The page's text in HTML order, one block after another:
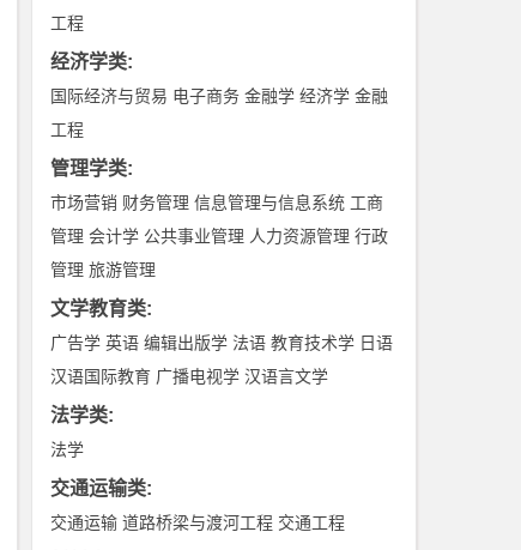
工程
经济学类:
国际经济与贸易 电子商务 金融学 经济学 金融
工程
管理学类:
市场营销 财务管理 信息管理与信息系统 工商
管理 会计学 公共事业管理 人力资源管理 行政
管理 旅游管理
文学教育类:
广告学 英语 编辑出版学 法语 教育技术学 日语
汉语国际教育 广播电视学 汉语言文学
法学类:
法学
交通运输类:
交通运输 道路桥梁与渡河工程 交通工程